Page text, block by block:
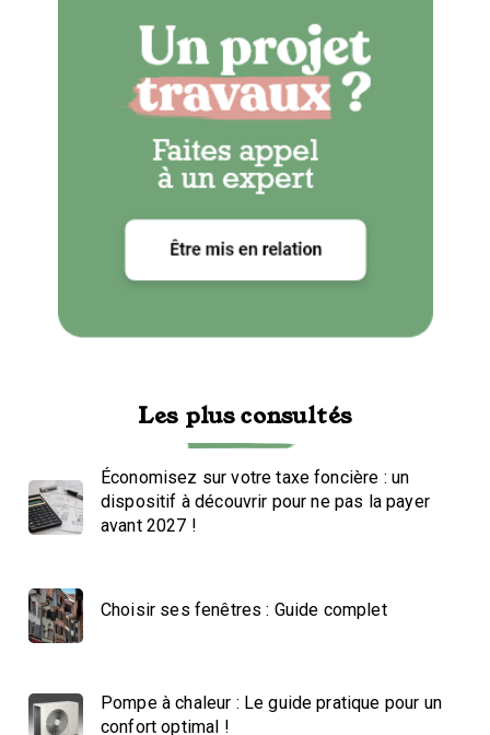
Les plus consultés
Économisez sur votre taxe foncière : un
dispositif à découvrir pour ne pas la payer
avant 2027 !
Choisir ses fenêtres : Guide complet
Pompe à chaleur : Le guide pratique pour un
confort optimal !